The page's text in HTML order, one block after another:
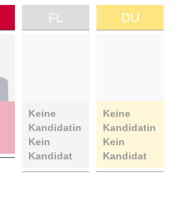
FL
Keine
Kandidatin
Kein
Kandidat
DU
Keine
Kandidatin
Kein
Kandidat